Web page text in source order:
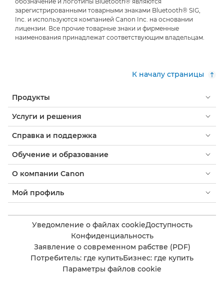
зарегистрированными товарными знаками Bluetooth® SIG,
Inc. и используются компанией Canon Inc. на основании
лицензии. Все прочие товарные знаки и фирменные
наименования принадлежат соответствующим владельцам.
К началу страницы
Продукты
Услуги и решения
Справка и поддержка
Обучение и образование
О компании Canon
Мой профиль
Уведомление о файлах cookieДоступность
Конфиденциальность
Заявление о современном рабстве (PDF)
Потребитель: где купитьБизнес: где купить
Параметры файлов cookie